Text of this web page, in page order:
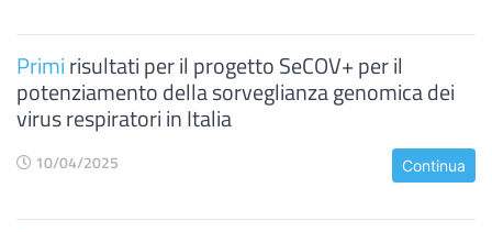
Primirisultati per il progetto SeCOV+ per il
potenziamento della sorveglianza genomica dei
virus respiratori in Italia
10/04/2025 Continua